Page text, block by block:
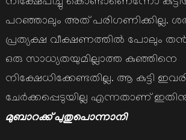
നിക്ഷേപിച്ചു കൊണ്ടാണെന്നോ
പറഞ്ഞാലും അത് പരിഗണിക്കില്ല.
പ്രത്യക്ഷ വീക്ഷണത്തില്‍ പോലും
ഒരു സാധ്യതയുമില്ലാത്ത കുഞ്ഞിനെ
നിക്ഷേധിക്കേണ്ടതില്ല. ആ കുട്ടി
ചേര്‍ക്കപ്പെടുയില്ല എന്നതാണ്
മുബാറക്ക് പുതുപൊന്നാനി